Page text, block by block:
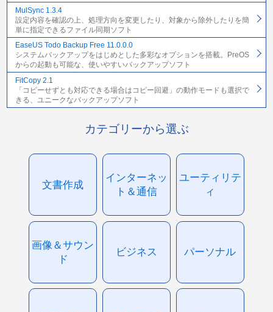
MulSync 1.3.4
設定内容を確認の上、処理方向を変更したり、対象から除外したりを簡
単に指定できるファイル同期ソフト
EaseUS Todo Backup Free 11.0.0.0
システムバックアップをはじめとした多彩なオプションを搭載。PreOS
からの起動も可能な、使いやすいバックアップソフト
FitCopy 2.1
「コピーせずとも対応できる場合はコピー回避」の動作モードも選択で
きる、ユニークなバックアップソフト
カテゴリーから選ぶ
文書作成
インターネッ
ト＆通信
ユーティリテ
ィ
画像＆サウン
ド
ビジネス パーソナル